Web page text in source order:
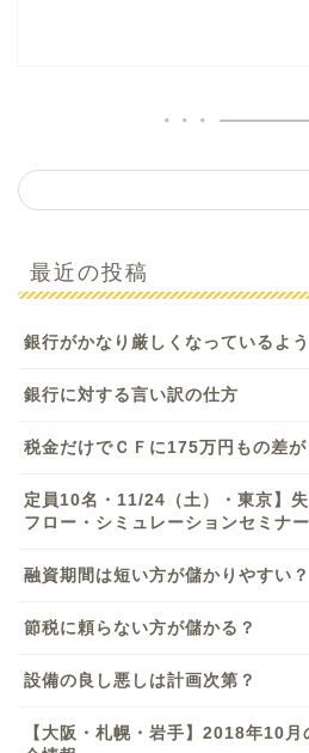
最近の投稿
銀行がかなり厳しくなっているよ
銀行に対する言い訳の仕方
税金だけでＣＦに175万円もの差が
定員10名・11/24（土）・東京】
フロー・シミュレーションセミナー
融資期間は短い方が儲かりやすい？
節税に頼らない方が儲かる？
設備の良し悪しは計画次第？
【大阪・札幌・岩手】2018年10